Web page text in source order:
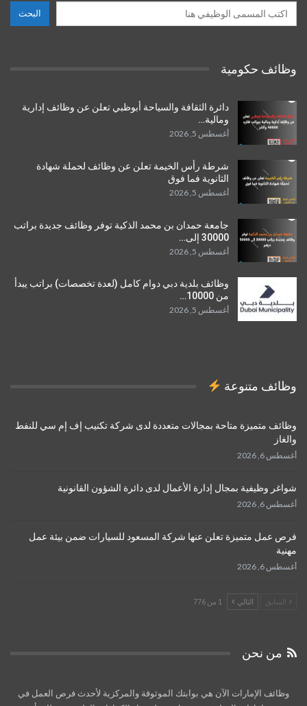
البحث
وظائف حكومية
دائرة الثقافة والسياحة أبوظبي تعلن عن وظائف إدارية
ومالية…
أغسطس 5, 2026
شرطة رأس الخيمة تعلن عن وظائف لحملة شهادة
الثانوية فما فوق
أغسطس 5, 2026
جامعة حمدان بن محمد الذكية توفر وظائف جديدة براتب
30000 إلى…
أغسطس 5, 2026
وظائف بلدية دبي دوام كامل (لعدة تخصصات) براتب يبدأ
من 10000…
أغسطس 5, 2026
وظائف متنوعة
وظائف متميزة متاحة بمجالات متعددة لدى شركة تكنيب إف إم سي للنفط
والغاز
أغسطس 6, 2026
شواغر وظيفية بمجال إدارة الأعمال لدى دائرة الشؤون القانونية
أغسطس 6, 2026
فرص عمل متميزة تعلن عنها شركة المسعود للسيارات ضمن بيئة عمل
مهنية
أغسطس 6, 2026
السابق التالي 1 من 776
من نحن
وظائف الإمارات الآن هي بوابتك الموثوقة والمركزية لأحدث فرص العمل في